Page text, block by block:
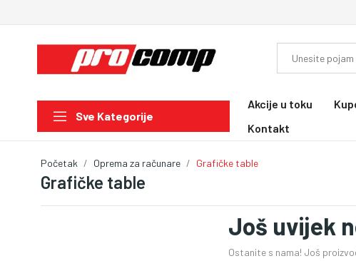
Sve Kategorije
Akcije u toku
Kontakt
Grafičke table
Početak Oprema za računare Grafičke table
Još uvijek
Ostanite s nama! Još